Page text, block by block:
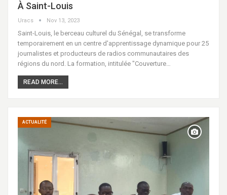
À Saint-Louis
Uracs Nov 13, 2023
Saint-Louis, le berceau culturel du Sénégal, se transforme
temporairement en un centre d'apprentissage dynamique pour 25
journalistes et producteurs de radios communautaires des
régions du nord. La formation, intitulée "Couverture…
READ MORE...
ACTUALITÉ